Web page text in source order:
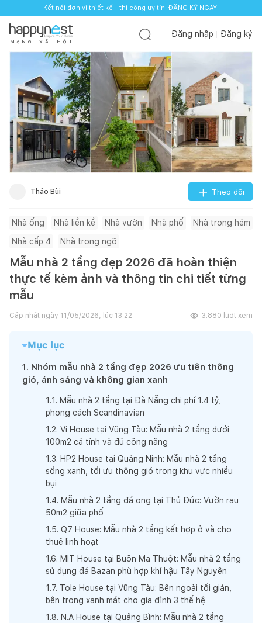
Kết nối đơn vị thiết kế - thi công uy tín. ĐĂNG KÝ NGAY!
M Ạ N G X Ã H Ộ I
Đăng nhập Đăng ký
Thảo Bùi Theo dõi
Nhà ống Nhà liền kề Nhà vườn Nhà phố
Nhà trong hẻm
Nhà cấp 4
Nhà trong ngõ
Mẫu nhà 2 tầng đẹp 2026 đã hoàn thiện
thực tế kèm ảnh và thông tin chi tiết từng
mẫu
Cập nhật ngày 11/05/2026, lúc 13:22 3.880 lượt xem
Mục lục
1. Nhóm mẫu nhà 2 tầng đẹp 2026 ưu tiên thông
gió, ánh sáng và không gian xanh
1 .1 . Mẫu nhà 2 tầng tại Đà Nẵng chi phí 1.4 tỷ,
phong cách Scandinavian
1 .2. Vi House tại Vũng Tàu: Mẫu nhà 2 tầng dưới
100m2 cá tính và đủ công năng
1 .3. HP2 House tại Quảng Ninh: Mẫu nhà 2 tầng
sống xanh, tối ưu thông gió trong khu vực nhiều
bụi
1 .4. Mẫu nhà 2 tầng đá ong tại Thủ Đức: Vườn rau
50m2 giữa phố
1 .5. Q7 House: Mẫu nhà 2 tầng kết hợp ở và cho
thuê linh hoạt
1 .6. MIT House tại Buôn Ma Thuột: Mẫu nhà 2 tầng
sử dụng đá Bazan phù hợp khí hậu Tây Nguyên
1 .7. Tole House tại Vũng Tàu: Bên ngoài tối giản,
bên trong xanh mát cho gia đình 3 thế hệ
1 .8. N.A House tại Quảng Bình: Mẫu nhà 2 tầng